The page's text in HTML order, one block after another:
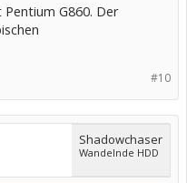
G860. Der
#10
Shadowchaser
Wandelnde HDD